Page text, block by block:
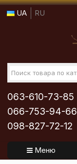
UA RU
063-610-73-85
066-753-94-66
098-827-72-12
Меню